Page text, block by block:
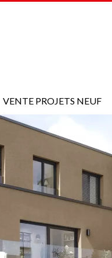
VENTE PROJETS NEUF